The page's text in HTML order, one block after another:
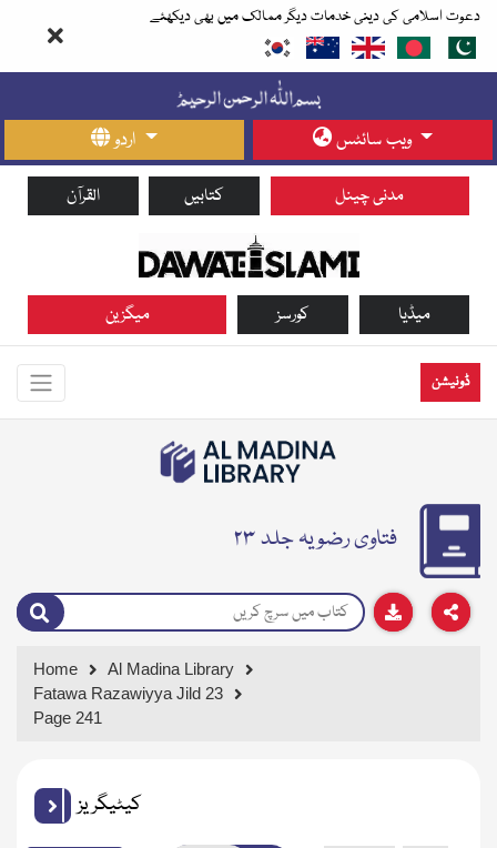
دعوت اسلامی کی دینی خدمات دیگر ممالک میں بھی دیکھئے
اردو ویب سائٹس
القرآن کتابیں مدنی چینل
میگزین کورسز میڈیا
ڈونیشن
فتاوی رضویہ جلد ۲۳
Home
Al Madina Library
Fatawa Razawiyya Jild 23
Page 241
کیٹیگریز